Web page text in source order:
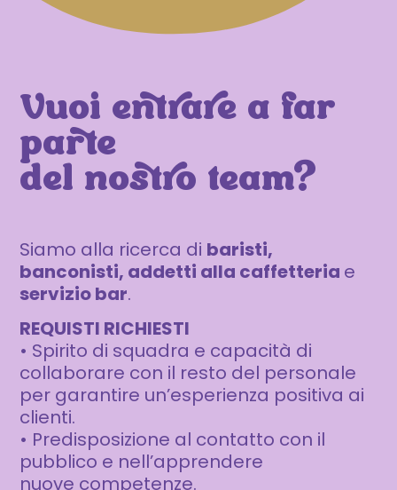
Vuoi entrare a far
parte
del nostro team?
Siamo alla ricerca di baristi,
banconisti, addetti alla caffetteria e
servizio bar.
REQUISTI RICHIESTI
• Spirito di squadra e capacità di
collaborare con il resto del personale
per garantire un’esperienza positiva ai
clienti.
• Predisposizione al contatto con il
pubblico e nell’apprendere
nuove competenze.